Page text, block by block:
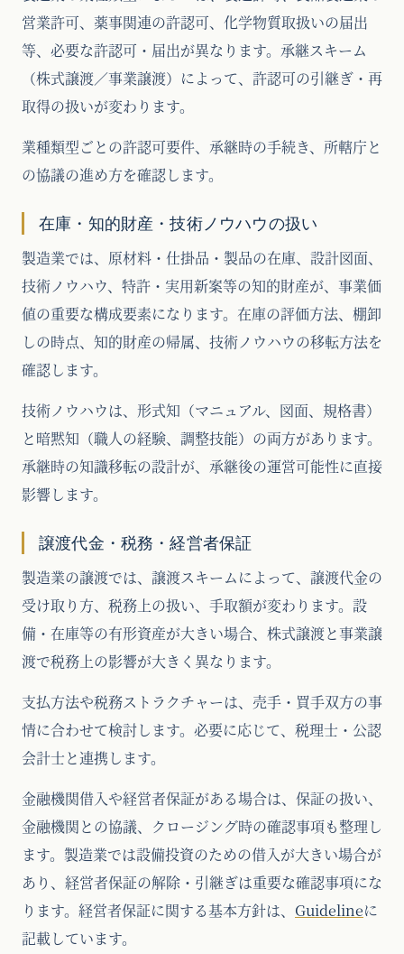
営業許可、薬事関連の許認可、化学物質取扱いの届出
等、必要な許認可・届出が異なります。承継スキーム
（株式譲渡／事業譲渡）によって、許認可の引継ぎ・再
取得の扱いが変わります。
業種類型ごとの許認可要件、承継時の手続き、所轄庁と
の協議の進め方を確認します。
在庫・知的財産・技術ノウハウの扱い
製造業では、原材料・仕掛品・製品の在庫、設計図面、
技術ノウハウ、特許・実用新案等の知的財産が、事業価
値の重要な構成要素になります。在庫の評価方法、棚卸
しの時点、知的財産の帰属、技術ノウハウの移転方法を
確認します。
技術ノウハウは、形式知（マニュアル、図面、規格書）
と暗黙知（職人の経験、調整技能）の両方があります。
承継時の知識移転の設計が、承継後の運営可能性に直接
影響します。
譲渡代金・税務・経営者保証
製造業の譲渡では、譲渡スキームによって、譲渡代金の
受け取り方、税務上の扱い、手取額が変わります。設
備・在庫等の有形資産が大きい場合、株式譲渡と事業譲
渡で税務上の影響が大きく異なります。
支払方法や税務ストラクチャーは、売手・買手双方の事
情に合わせて検討します。必要に応じて、税理士・公認
会計士と連携します。
金融機関借入や経営者保証がある場合は、保証の扱い、
金融機関との協議、クロージング時の確認事項も整理し
ます。製造業では設備投資のための借入が大きい場合が
あり、経営者保証の解除・引継ぎは重要な確認事項にな
ります。経営者保証に関する基本方針は、 Guidelineに
記載しています。